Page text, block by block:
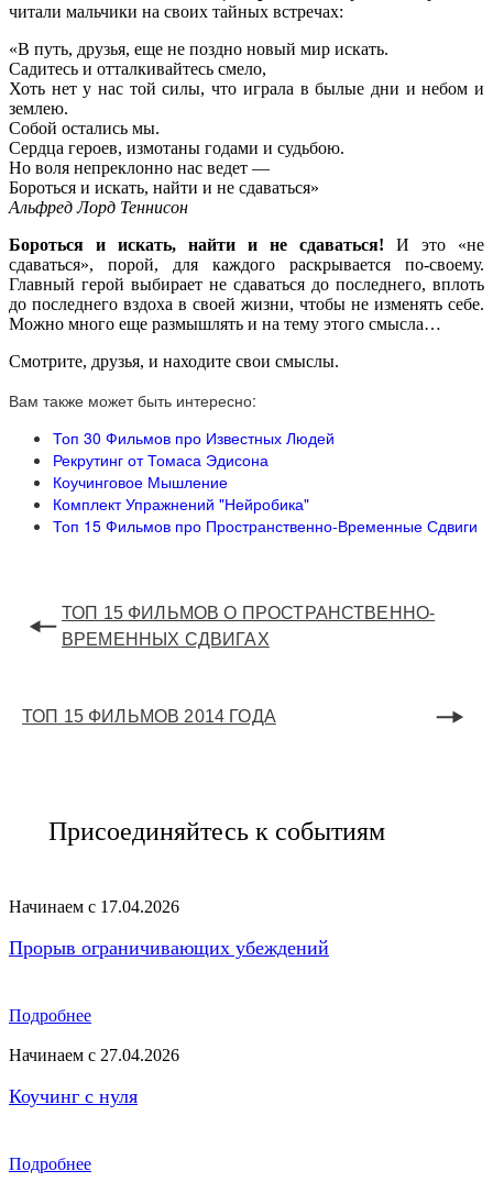
читали мальчики на своих тайных встречах:
«В путь, друзья, еще не поздно новый мир искать.
Садитесь и отталкивайтесь смело,
Хоть нет у нас той силы, что играла в былые дни и небом и
землею.
Собой остались мы.
Сердца героев, измотаны годами и судьбою.
Но воля непреклонно нас ведет —
Бороться и искать, найти и не сдаваться»
Альфред Лорд Теннисон
Бороться и искать, найти и не сдаваться! И это «не
сдаваться», порой, для каждого раскрывается по-своему.
Главный герой выбирает не сдаваться до последнего, вплоть
до последнего вздоха в своей жизни, чтобы не изменять себе.
Можно много еще размышлять и на тему этого смысла…
Смотрите, друзья, и находите свои смыслы.
Вам также может быть интересно:
Топ 30 Фильмов про Известных Людей
Рекрутинг от Томаса Эдисона
Коучинговое Мышление
Комплект Упражнений "Нейробика"
Топ 15 Фильмов про Пространственно-Временные Сдвиги
ТОП 15 ФИЛЬМОВ О ПРОСТРАНСТВЕННО-
ВРЕМЕННЫХ СДВИГАХ
ТОП 15 ФИЛЬМОВ 2014 ГОДА
Присоединяйтесь к событиям
Начинаем с 17.04.2026
Прорыв ограничивающих убеждений
Подробнее
Начинаем с 27.04.2026
Коучинг с нуля
Подробнее